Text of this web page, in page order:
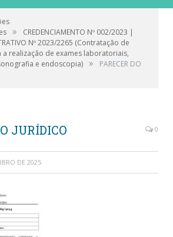
»
CREDENCIAMENTO Nº 002/2023 |
Nº 2023/2265 (Contratação de
realização de exames laboratoriais,
e endoscopia) »
PARECER DO
JURÍDICO 0
DE 2025